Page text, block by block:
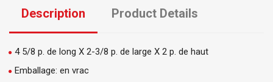
Description Product Details
4 5/8 p. de long X 2-3/8 p. de large X 2 p. de haut
Emballage: en vrac